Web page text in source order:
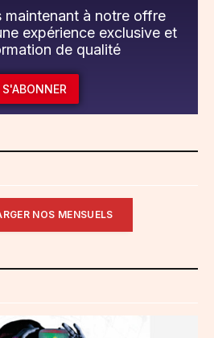
à notre offre
expérience exclusive et
de qualité
S'ABONNER
NOS MENSUELS